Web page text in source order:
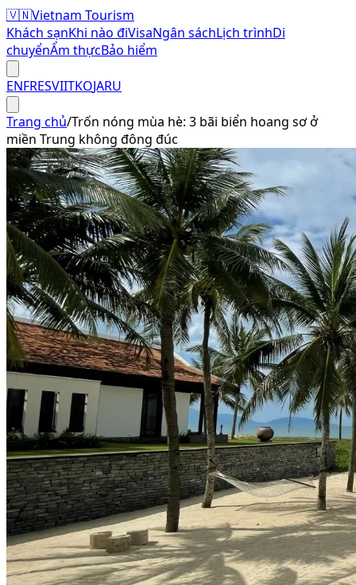
🇻🇳Vietnam Tourism
Khách sạnKhi nào điVisaNgân sáchLịch trìnhDi
chuyểnẨm thựcBảo hiểm
ENFRESVIITKOJARU
Trang chủ/Trốn nóng mùa hè: 3 bãi biển hoang sơ ở
miền Trung không đông đúc